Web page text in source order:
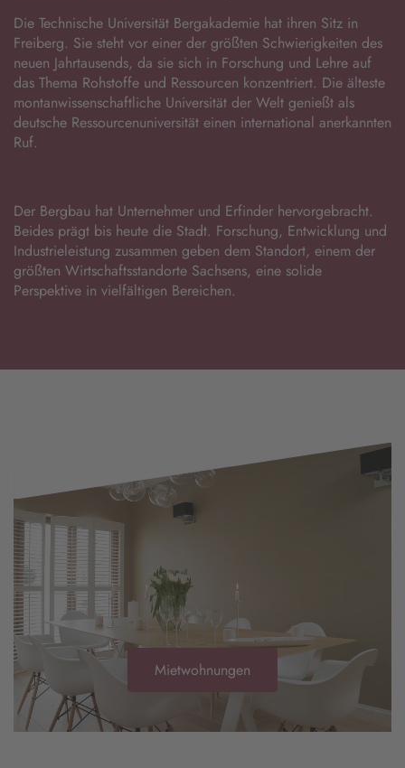
Die Technische Universität Bergakademie hat ihren Sitz in
Freiberg. Sie steht vor einer der größten Schwierigkeiten des
neuen Jahrtausends, da sie sich in Forschung und Lehre auf
das Thema Rohstoffe und Ressourcen konzentriert. Die älteste
montanwissenschaftliche Universität der Welt genießt als
deutsche Ressourcenuniversität einen international anerkannten
Ruf.
Der Bergbau hat Unternehmer und Erfinder hervorgebracht.
Beides prägt bis heute die Stadt. Forschung, Entwicklung und
Industrieleistung zusammen geben dem Standort, einem der
größten Wirtschaftsstandorte Sachsens, eine solide
Perspektive in vielfältigen Bereichen.
Mietwohnungen